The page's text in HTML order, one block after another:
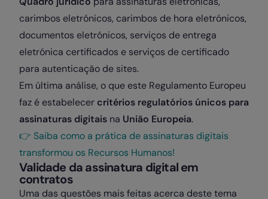
carimbos eletrónicos, carimbos de hora eletrónicos,
documentos eletrónicos, serviços de entrega
eletrónica certificados e serviços de certificado
para autenticação de sites.
Em última análise, o que este Regulamento Europeu
faz é estabelecer critérios regulatórios únicos para
assinaturas digitais na União Europeia.
👉 Saiba como a prática de assinaturas digitais
transformou os Recursos Humanos!
Validade da assinatura digital em
contratos
Uma das questões mais feitas acerca deste tema